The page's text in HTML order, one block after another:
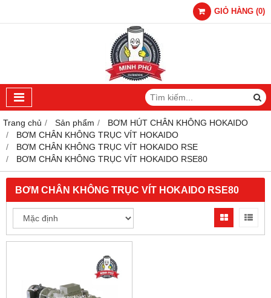
GIỎ HÀNG (0)
Trang chủ Sản phẩm
BƠM HÚT CHÂN KHÔNG HOKAIDO
BƠM CHÂN KHÔNG TRỤC VÍT HOKAIDO
BƠM CHÂN KHÔNG TRỤC VÍT HOKAIDO RSE
BƠM CHÂN KHÔNG TRỤC VÍT HOKAIDO RSE80
BƠM CHÂN KHÔNG TRỤC VÍT HOKAIDO RSE80